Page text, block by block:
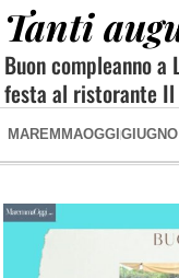
Tanti
Buon compleanno
festa al ristorante Il
MAREMMAOGGI